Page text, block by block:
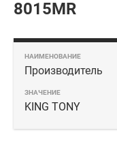
8015MR
Производитель
KING TONY